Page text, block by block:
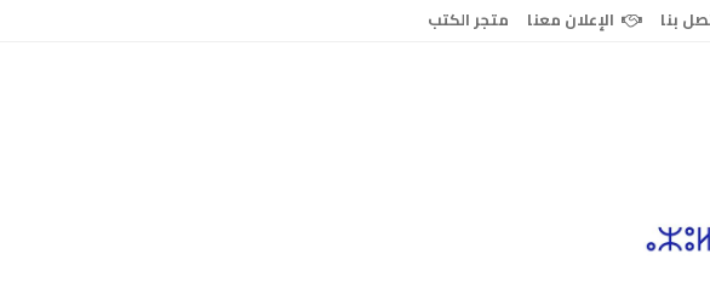
بنا الإعلان معنا متجر الكتب